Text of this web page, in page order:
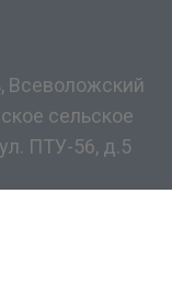
Всеволожский
сельское
ПТУ-56, д.5